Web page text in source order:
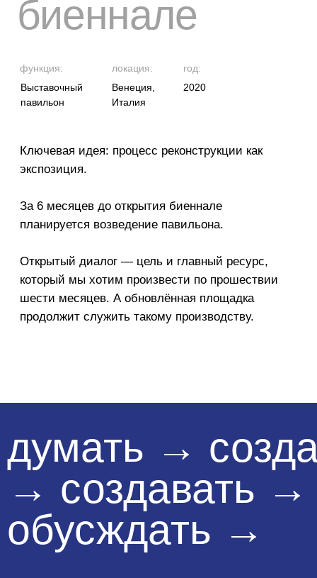
создавать →
обусждать →
распространять →
Половина входного зала
части одного помещения,
сложившиеся в разное время,
прикрас.